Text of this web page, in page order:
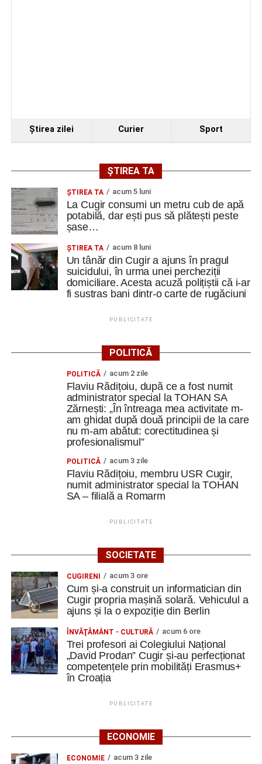
Ştirea zilei Curier Sport
ȘTIREA TA
ȘTIREA TA acum 5 luni
La Cugir consumi un metru cub de apă
potabilă, dar ești pus să plătești peste
șase…
ȘTIREA TA acum 8 luni
Un tânăr din Cugir a ajuns în pragul
suicidului, în urma unei percheziții
domiciliare. Acesta acuză polițiștii că i-ar
fi sustras bani dintr-o carte de rugăciuni
PUBLICITATE
POLITICĂ
POLITICĂ acum 2 zile
Flaviu Rădițoiu, după ce a fost numit
administrator special la TOHAN SA
Zărnești: „În întreaga mea activitate m-
am ghidat după două principii de la care
nu m-am abătut: corectitudinea și
profesionalismul”
POLITICĂ acum 3 zile
Flaviu Rădițoiu, membru USR Cugir,
numit administrator special la TOHAN
SA – filială a Romarm
PUBLICITATE
SOCIETATE
CUGIRENI acum 3 ore
Cum și-a construit un informatician din
Cugir propria mașină solară. Vehiculul a
ajuns și la o expoziție din Berlin
ÎNVĂŢĂMÂNT - CULTURĂ acum 6 ore
Trei profesori ai Colegiului Național
„David Prodan” Cugir și-au perfecționat
competențele prin mobilități Erasmus+
în Croația
PUBLICITATE
ECONOMIE
ECONOMIE acum 3 zile